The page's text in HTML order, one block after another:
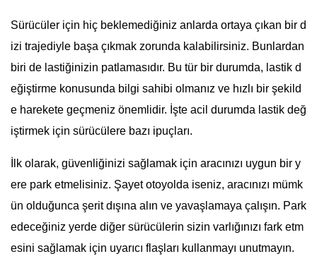
Sürücüler için hiç beklemediğiniz anlarda ortaya çıkan bir d
izi trajediyle başa çıkmak zorunda kalabilirsiniz. Bunlardan
biri de lastiğinizin patlamasıdır. Bu tür bir durumda, lastik d
eğiştirme konusunda bilgi sahibi olmanız ve hızlı bir şekild
e harekete geçmeniz önemlidir. İşte acil durumda lastik değ
iştirmek için sürücülere bazı ipuçları.
İlk olarak, güvenliğinizi sağlamak için aracınızı uygun bir y
ere park etmelisiniz. Şayet otoyolda iseniz, aracınızı mümk
ün olduğunca şerit dışına alın ve yavaşlamaya çalışın. Park
edeceğiniz yerde diğer sürücülerin sizin varlığınızı fark etm
esini sağlamak için uyarıcı flaşları kullanmayı unutmayın.